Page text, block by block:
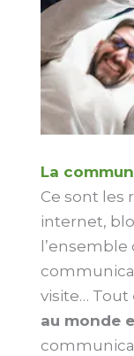
La
Ce sont les
internet,
visite… Tout
au monde